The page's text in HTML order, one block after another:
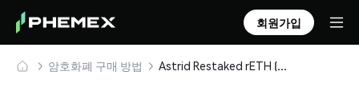
회원가입
암호화폐 구매 방법 Astrid Restaked rETH (RRETH) 안전하게 구매 및 보관